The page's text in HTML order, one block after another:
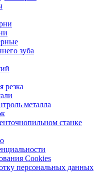
зуба
резка
металла
станке
Cookies
персональных данных